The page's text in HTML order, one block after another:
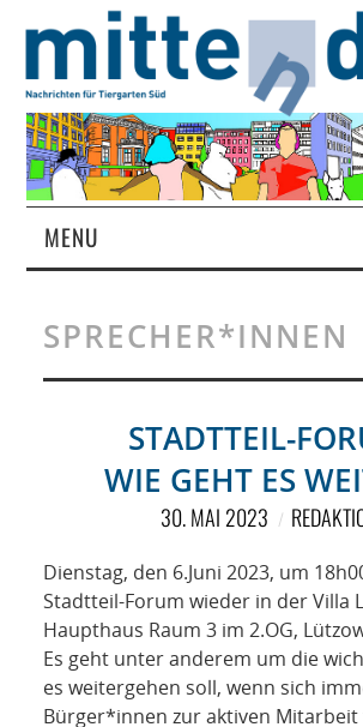
MENU
MAGAZIN
ÜBER UNS
RUBRIKEN
SPONSORING
KONTAKT
SPRECHER*INNEN
STADTTEIL-
WIE GEHT ES
30. MAI 2023
Dienstag, den 6.Juni 2023, um
Stadtteil-Forum wieder in der Villa
Haupthaus Raum 3 im 2.OG,
Es geht unter anderem um die
es weitergehen soll, wenn sich
Bürger*innen zur aktiven Mitarbeit